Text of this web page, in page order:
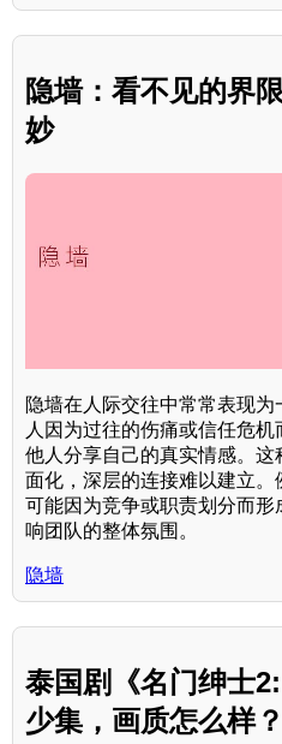
隐墙：看不见的界
妙
隐墙在人际交往中常常表现
人因为过往的伤痛或信任危
他人分享自己的真实情感。
面化，深层的连接难以建立
可能因为竞争或职责划分而
响团队的整体氛围。
隐墙
泰国剧《名门绅士
少集，画质怎么样？